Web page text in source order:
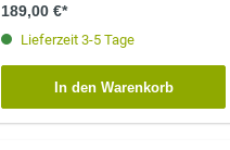
189,00 €*
Lieferzeit 3-5 Tage
In den Warenkorb